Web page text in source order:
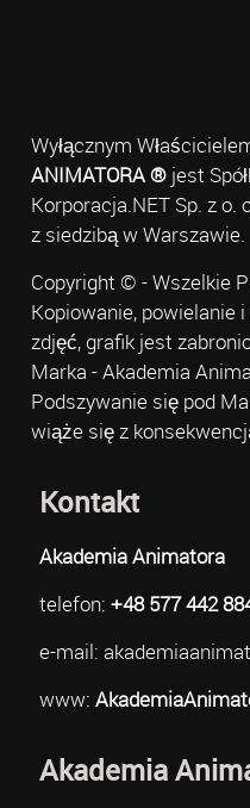
Wyłącznym
ANIMATORA ®jest
Korporacja.NET Sp. z o.
z siedzibą w Warszawie.
Copyright © - Wszelkie
Kopiowanie, powielanie
zdjęć, grafik jest
Marka - Akademia
Podszywanie się pod
wiąże się z
Kontakt
Akademia Animatora
telefon: +48 577 442
e-mail:
www:
Akademia